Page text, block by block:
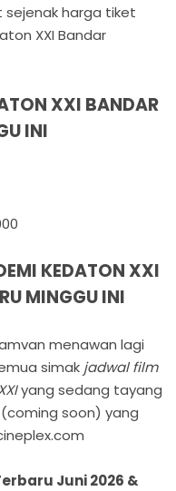
sejenak harga tiket
XXI Bandar
XXI BANDAR
INI
KEDATON XXI
MINGGU INI
menawan lagi
simak jadwal film
yang sedang tayang
soon) yang
Juni 2026 &